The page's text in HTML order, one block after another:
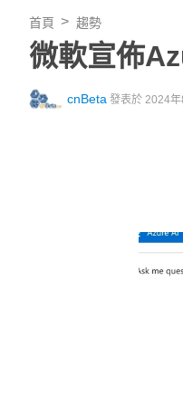
首頁 趨勢
微軟宣佈
cnBeta 發表於 2024